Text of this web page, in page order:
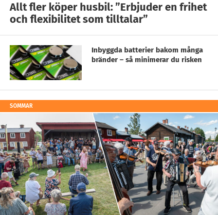
Allt fler köper husbil: ”Erbjuder en frihet
och flexibilitet som tilltalar”
Inbyggda batterier bakom många
bränder – så minimerar du risken
SOMMAR